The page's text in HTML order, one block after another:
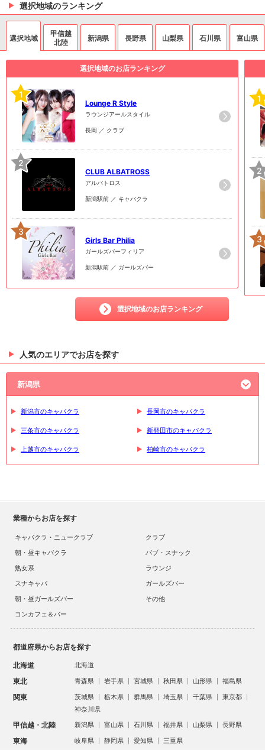
選択地域のランキング
選択地域
甲信越
北陸
新潟県 長野県 山梨県 石川県 富山県
選択地域のお店ランキング
1
Lounge R Style
ラウンジアールスタイル
長岡 ／ クラブ
2
CLUB ALBATROSS
アルバトロス
新潟駅前 ／ キャバクラ
3
Girls Bar Philia
ガールズバーフィリア
新潟駅前 ／ ガールズバー
選択地域のお店ランキング
1
2
3
人気のエリアでお店を探す
新潟県
新潟市のキャバクラ 長岡市のキャバクラ
三条市のキャバクラ 新発田市のキャバクラ
上越市のキャバクラ 柏崎市のキャバクラ
業種からお店を探す
キャバクラ・ニュークラブ
クラブ
朝・昼キャバクラ
パブ・スナック
熟女系
ラウンジ
スナキャバ
ガールズバー
朝・昼ガールズバー
その他
コンカフェ＆バー
都道府県からお店を探す
北海道 北海道
東北 青森県 岩手県 宮城県 秋田県 山形県 福島県
関東 茨城県 栃木県 群馬県 埼玉県 千葉県
東京都
神奈川県
甲信越・北陸 新潟県 富山県 石川県 福井県 山梨県 長野県
東海 岐阜県 静岡県 愛知県 三重県